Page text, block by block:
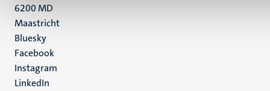
6200 MD
Maastricht
Social
media
Bluesky
Facebook
Instagram
LinkedIn